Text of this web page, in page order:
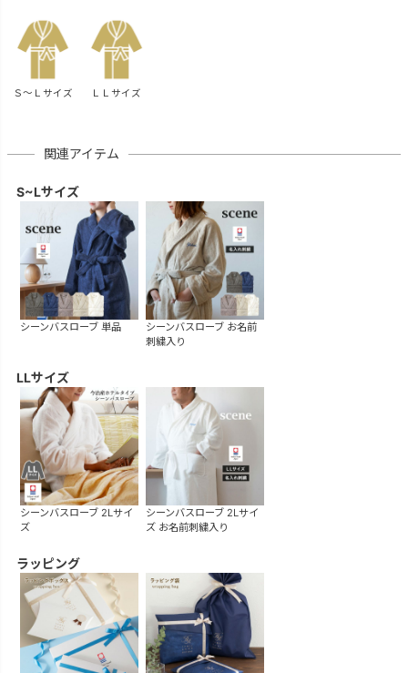
Ｓ～Ｌサイズ ＬＬサイズ
関連アイテム
S~Lサイズ
シーンバスローブ 単品
シーンバスローブ お名前
刺繍入り
LLサイズ
シーンバスローブ 2Lサイ
ズ
シーンバスローブ 2Lサイ
ズ お名前刺繍入り
ラッピング